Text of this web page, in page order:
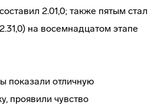
2.01,0; также пятым стал
на восемнадцатом этапе
показали отличную
проявили чувство